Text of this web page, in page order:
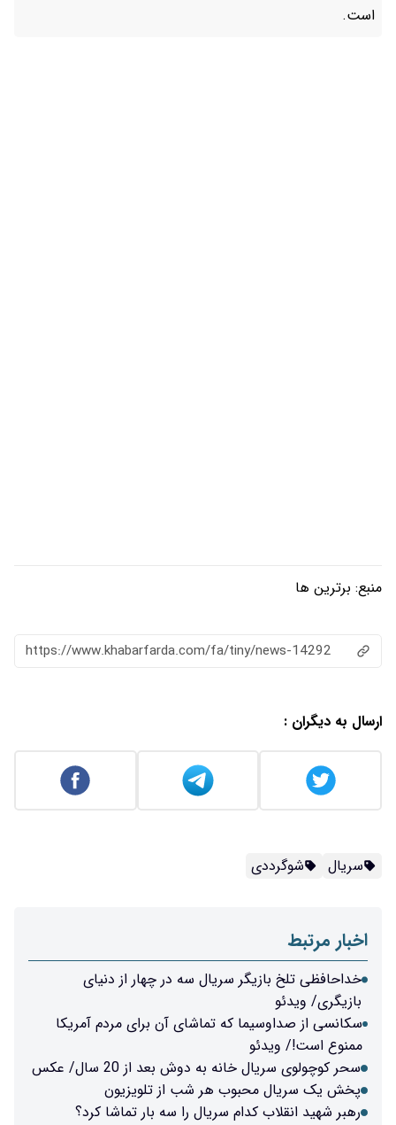
https://www.khabarfarda.com/fa/
سریال سه در چهار از دنیای
که تماشای آن برای مردم آمریکا
دوش بعد از 20 سال/ عکس
هر شب از تلویزیون
سریال را سه بار تماشا کرد؟